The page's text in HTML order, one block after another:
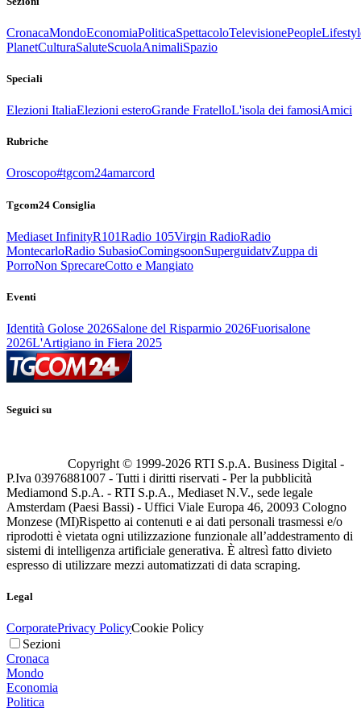
CronacaMondoEconomiaPoliticaSpettacoloTelevisionePeople
PlanetCulturaSaluteScuolaAnimaliSpazio
Speciali
Elezioni ItaliaElezioni esteroGrande FratelloL'isola dei famosiAmici
Rubriche
Oroscopo#tgcom24amarcord
Tgcom24 Consiglia
Mediaset InfinityR101Radio 105Virgin RadioRadio
MontecarloRadio SubasioComingsoonSuperguidatvZuppa di
PorroNon SprecareCotto e Mangiato
Eventi
Identità Golose 2026Salone del Risparmio 2026Fuorisalone
2026L'Artigiano in Fiera 2025
Seguici su
Copyright © 1999-2026 RTI S.p.A. Business Digital -
P.Iva 03976881007 - Tutti i diritti riservati - Per la pubblicità
Mediamond S.p.A. - RTI S.p.A., Mediaset N.V., sede legale
Amsterdam (Paesi Bassi) - Uffici Viale Europa 46, 20093 Cologno
Monzese (MI)Rispetto ai contenuti e ai dati personali trasmessi e/o
riprodotti è vietata ogni utilizzazione funzionale all’addestramento di
sistemi di intelligenza artificiale generativa. È altresì fatto divieto
espresso di utilizzare mezzi automatizzati di data scraping.
Legal
CorporatePrivacy PolicyCookie Policy
Sezioni
Cronaca
Mondo
Economia
Politica